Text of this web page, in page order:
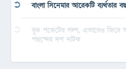
বাংলা সিনেমার আরেকটি ব্যর্থতার
বুক পকেটের গল্প, এভাবেও ফিরে
পছন্দের দশ নাটক